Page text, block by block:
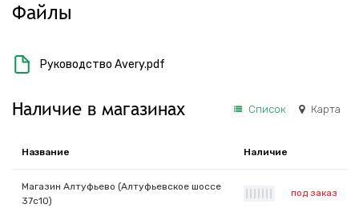
Файлы
Руководство Avery.pdf
Наличие в магазинах Список Карта
Название Наличие
Магазин Алтуфьево (Алтуфьевское шоссе
37с10)
под заказ